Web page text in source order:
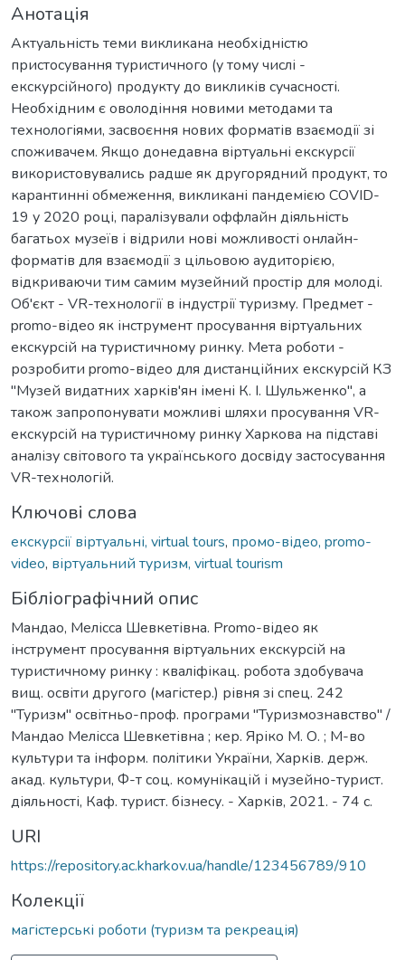
Анотація
Актуальність теми викликана необхідністю
пристосування туристичного (у тому числі -
екскурсійного) продукту до викликів сучасності.
Необхідним є оволодіння новими методами та
технологіями, засвоєння нових форматів взаємодії зі
споживачем. Якщо донедавна віртуальні екскурсії
використовувались радше як другорядний продукт, то
карантинні обмеження, викликані пандемією COVID-
19 у 2020 році, паралізували оффлайн діяльність
багатьох музеїв і відрили нові можливості онлайн-
форматів для взаємодії з цільовою аудиторією,
відкриваючи тим самим музейний простір для молоді.
Об'єкт - VR-технології в індустрії туризму. Предмет -
promo-відео як інструмент просування віртуальних
екскурсій на туристичному ринку. Мета роботи -
розробити promo-відео для дистанційних екскурсій КЗ
"Музей видатних харків'ян імені К. І. Шульженко", а
також запропонувати можливі шляхи просування VR-
екскурсій на туристичному ринку Харкова на підставі
аналізу світового та українського досвіду застосування
VR-технологій.
Ключові слова
екскурсії віртуальні, virtual tours, промо-відео, promo-
video, віртуальний туризм, virtual tourism
Бібліографічний опис
Мандао, Мелісса Шевкетівна. Promo-відео як
інструмент просування віртуальних екскурсій на
туристичному ринку : кваліфікац. робота здобувача
вищ. освіти другого (магістер.) рівня зі спец. 242
"Туризм" освітньо-проф. програми "Туризмознавство" /
Мандао Мелісса Шевкетівна ; кер. Яріко М. О. ; М-во
культури та інформ. політики України, Харків. держ.
акад. культури, Ф-т соц. комунікацій і музейно-турист.
діяльності, Каф. турист. бізнесу. - Харків, 2021. - 74 с.
URI
https://repository.ac.kharkov.ua/handle/123456789/910
Колекції
магістерські роботи (туризм та рекреація)